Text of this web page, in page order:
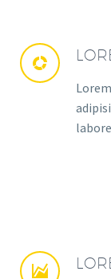



